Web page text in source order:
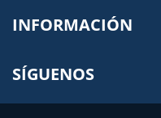
INFORMACIÓN
SÍGUENOS